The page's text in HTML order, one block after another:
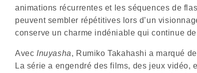
animations récurrentes et les séquences de
peuvent sembler répétitives lors d’un
conserve un charme indéniable qui continue
Avec Inuyasha, Rumiko Takahashi a marqué
La série a engendré des films, des jeux vidéo,